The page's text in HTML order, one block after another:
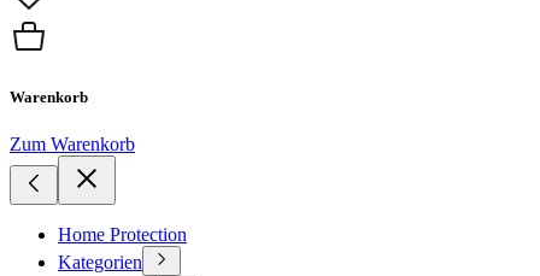
Warenkorb
Zum Warenkorb
Home Protection
Kategorien